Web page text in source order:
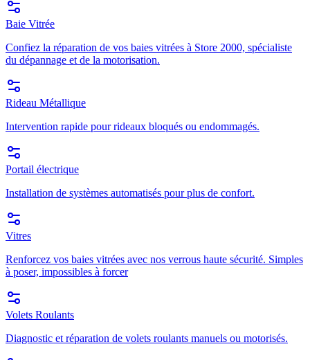
Baie Vitrée
Confiez la réparation de vos baies vitrées à Store 2000, spécialiste
du dépannage et de la motorisation.
Rideau Métallique
Intervention rapide pour rideaux bloqués ou endommagés.
Portail électrique
Installation de systèmes automatisés pour plus de confort.
Vitres
Renforcez vos baies vitrées avec nos verrous haute sécurité. Simples
à poser, impossibles à forcer
Volets Roulants
Diagnostic et réparation de volets roulants manuels ou motorisés.